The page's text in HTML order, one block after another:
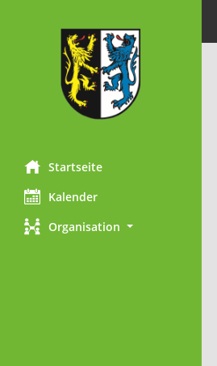
Startseite
Kalender
Organisation